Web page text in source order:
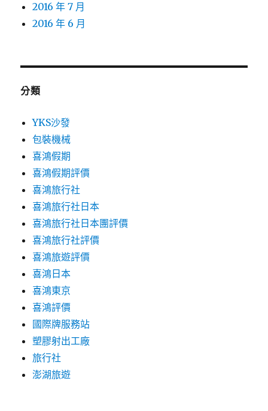
2016 年 7 月
2016 年 6 月
分類
YKS沙發
包裝機械
喜鴻假期
喜鴻假期評價
喜鴻旅行社
喜鴻旅行社日本
喜鴻旅行社日本團評價
喜鴻旅行社評價
喜鴻旅遊評價
喜鴻日本
喜鴻東京
喜鴻評價
國際牌服務站
塑膠射出工廠
旅行社
澎湖旅遊